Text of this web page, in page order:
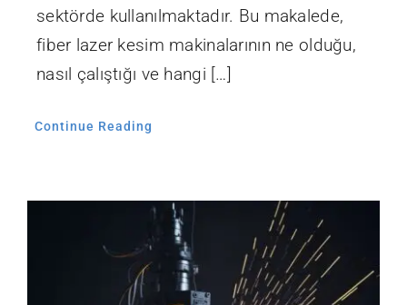
sektörde kullanılmaktadır. Bu makalede,
fiber lazer kesim makinalarının ne olduğu,
nasıl çalıştığı ve hangi […]
Continue Reading